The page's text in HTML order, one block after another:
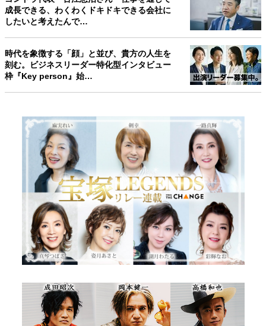
成長できる、わくわくドキドキできる会社に
したいと考えたんで…
時代を象徴する「顔」と並び、貴方の人生を
刻む。ビジネスリーダー特化型インタビュー
枠『Key person』始…